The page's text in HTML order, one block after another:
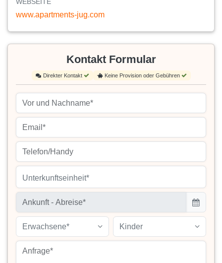
www.apartments-jug.com
Kontakt Formular
Direkter Kontakt Keine Provision oder Gebühren
Unterkunftseinheit*
Erwachsene* Kinder